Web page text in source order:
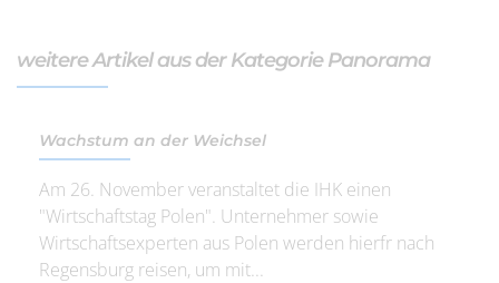
weitere Artikel aus der Kategorie Panorama
Wachstum an der Weichsel
Am 26. November veranstaltet die IHK einen
"Wirtschaftstag Polen". Unternehmer sowie
Wirtschaftsexperten aus Polen werden hierfr nach
Regensburg reisen, um mit...